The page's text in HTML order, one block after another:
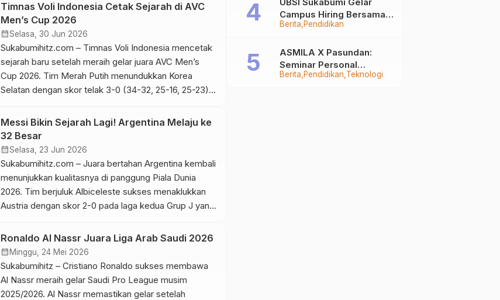
ke babak 16 besar. Laga yang berlangsung di Miami
Stadium menyuguhkan duel menarik sejak menit awal.
Hasil Piala Dunia 2026 […]
Timnas Voli Indonesia Cetak Sejarah di AVC
Men’s Cup 2026
calendar_monthSelasa, 30 Jun 2026
Sukabumihitz.com – Timnas Voli Indonesia mencetak
sejarah baru setelah meraih gelar juara AVC Men’s
Cup 2026. Tim Merah Putih menundukkan Korea
Selatan dengan skor telak 3-0 (34-32, 25-16, 25-23)
Sports Complex, Ahmedabad, India, Minggu
(28/6/2026). Hasil tersebut menjadi gelar pertama
Indonesia sepanjang keikutsertaan pada turnamen voli
putra […]
Messi Bikin Sejarah Lagi! Argentina Melaju ke
32 Besar
calendar_monthSelasa, 23 Jun 2026
Sukabumihitz.com – Juara bertahan Argentina kembali
menunjukkan kualitasnya di panggung Piala Dunia
2026. Tim berjuluk Albiceleste sukses menaklukkan
Austria dengan skor 2-0 pada laga kedua Grup J yang
(23/6/2026) dini hari WIB. Dua gol sang kapten, Lionel
Messi, menjadi penentu kemenangan sekaligus
menambah catatan sejarah dalam karier gemilangnya.
Meski […]
Ronaldo Al Nassr Juara Liga Arab Saudi 2026
calendar_month Minggu, 24 Mei 2026
Sukabumihitz – Cristiano Ronaldo sukses membawa
Al Nassr meraih gelar Saudi Pro League musim
2025/2026. Al Nassr memastikan gelar setelah
Berita Pendidikan
Campus Hiring Bersama
PKSS, Buka Peluang Kerja
Berita Pendidikan Teknologi
ASMILA X Pasundan:
Seminar Personal
Branding dan Kreativitas